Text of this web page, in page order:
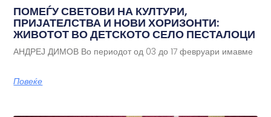
ПОМЕЃУ СВЕТОВИ НА КУЛТУРИ,
ПРИЈАТЕЛСТВА И НОВИ ХОРИЗОНТИ:
ЖИВОТОТ ВО ДЕТСКОТО СЕЛО ПЕСТАЛОЦИ
АНДРЕЈ ДИМОВ Во периодот од 03 до 17 февруари имавме
Повеќе